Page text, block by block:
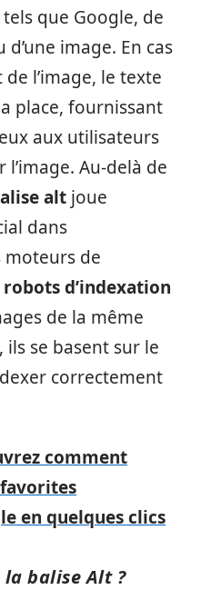
que Google, de
image. En cas
l’image, le texte
place, fournissant
aux utilisateurs
Au-delà de
alt joue
dans
moteurs de
robots d’indexation
de la même
ils se basent sur le
correctement
comment
en quelques clics
balise Alt ?